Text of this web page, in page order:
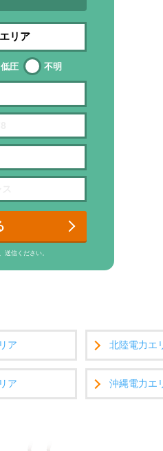
低圧 不明
送信ください。
ア 北陸電力エ
ア 沖縄電力エ